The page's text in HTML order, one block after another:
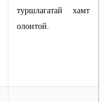
туршлагатай хамт
олонтой.